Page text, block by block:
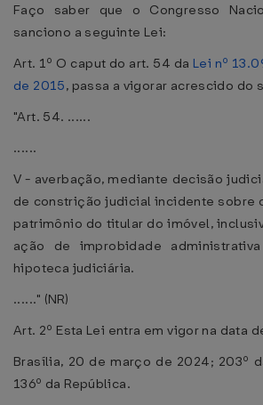
Faço saber que o Congresso
sanciono a seguinte Lei:
Art. 1º O caput do art. 54 da Lei nº
de 2015, passa a vigorar acrescido do
"Art. 54. ......
......
V - averbação, mediante decisão
de constrição judicial incidente sobre
patrimônio do titular do imóvel,
ação de improbidade
hipoteca judiciária.
......" (NR)
Art. 2º Esta Lei entra em vigor na data
Brasília, 20 de março de 2024; 203º
136º da República.